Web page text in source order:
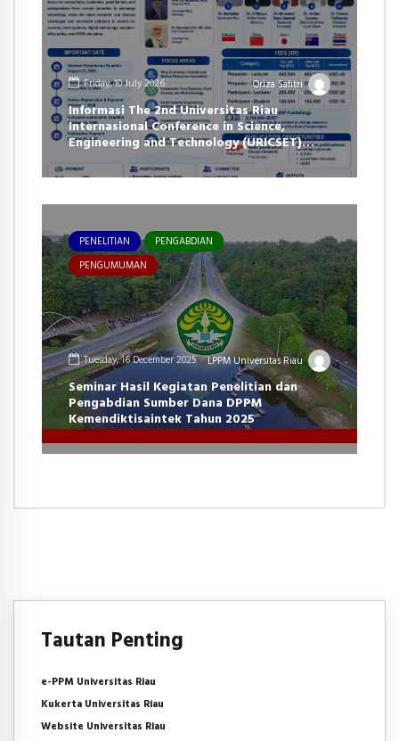
Friday, 10 July 2026 Oriza Safitri
Informasi The 2nd Universitas Riau
Internasional Conference in Science,
Engineering and Technology (URICSET)
PENELITIAN
PENGABDIAN
PENGUMUMAN
Tuesday, 16 December 2025 LPPM Universitas Riau
Seminar Hasil Kegiatan Penelitian dan
Pengabdian Sumber Dana DPPM
Kemendiktisaintek Tahun 2025
Tautan Penting
e-PPM Universitas Riau
Kukerta Universitas Riau
Website Universitas Riau